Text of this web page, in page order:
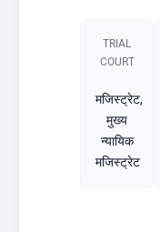
TRIAL
COURT
मजिस्ट्रेट,
मुख्य
न्यायिक
मजिस्ट्रेट